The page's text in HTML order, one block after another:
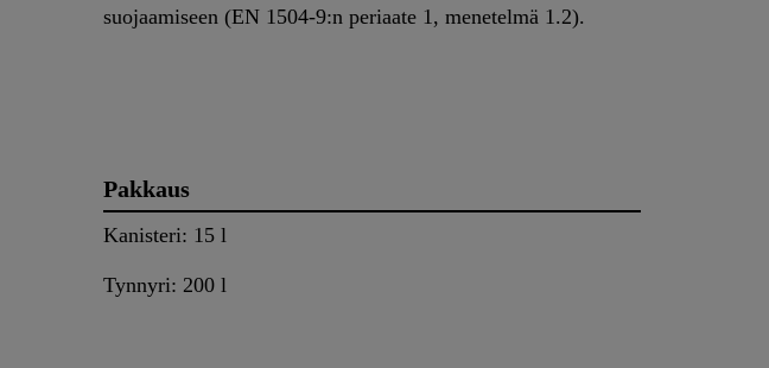
suojaamiseen (EN 1504-9:n periaate 1, menetelmä 1.2).
Pakkaus
Kanisteri: 15 l
Tynnyri: 200 l